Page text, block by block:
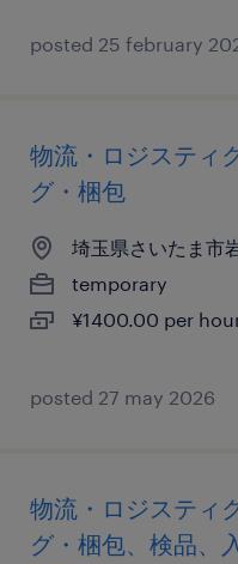
posted 25 february
物流・ロジスティ
グ・梱包
埼玉県さいたま市
temporary
¥1400.00 per
posted 27 may 2026
物流・ロジスティ
グ・梱包、検品、